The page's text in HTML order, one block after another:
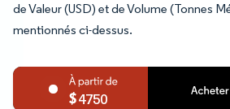
de Valeur (USD) et de Volume (Tonnes
mentionnés ci-dessus.
4750